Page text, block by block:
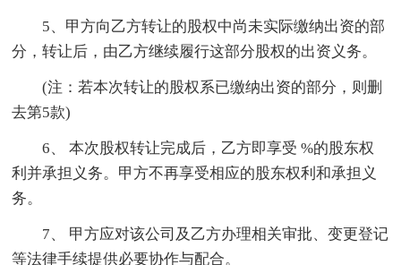
5、甲方向乙方转让的股权中尚未实际缴纳出资的部
分，转让后，由乙方继续履行这部分股权的出资义务。
(注：若本次转让的股权系已缴纳出资的部分，则删
去第5款)
6、 本次股权转让完成后，乙方即享受 %的股东权
利并承担义务。甲方不再享受相应的股东权利和承担义
务。
7、 甲方应对该公司及乙方办理相关审批、变更登记
等法律手续提供必要协作与配合。